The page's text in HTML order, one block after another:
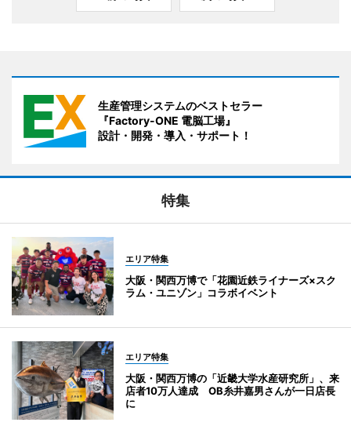
生産管理システムのベストセラー
『Factory-ONE 電脳工場』
設計・開発・導入・サポート！
特集
エリア特集
大阪・関西万博で「花園近鉄ライナーズ×スク
ラム・ユニゾン」コラボイベント
エリア特集
大阪・関西万博の「近畿大学水産研究所」、来
店者10万人達成 OB糸井嘉男さんが一日店長
に